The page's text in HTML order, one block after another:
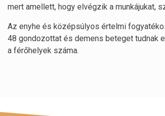
mert amellett, hogy elvégzik a munkájukat,
Az enyhe és középsúlyos értelmi
48 gondozottat és demens beteget tudnak
a férőhelyek száma.